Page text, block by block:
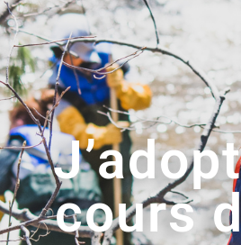
cours